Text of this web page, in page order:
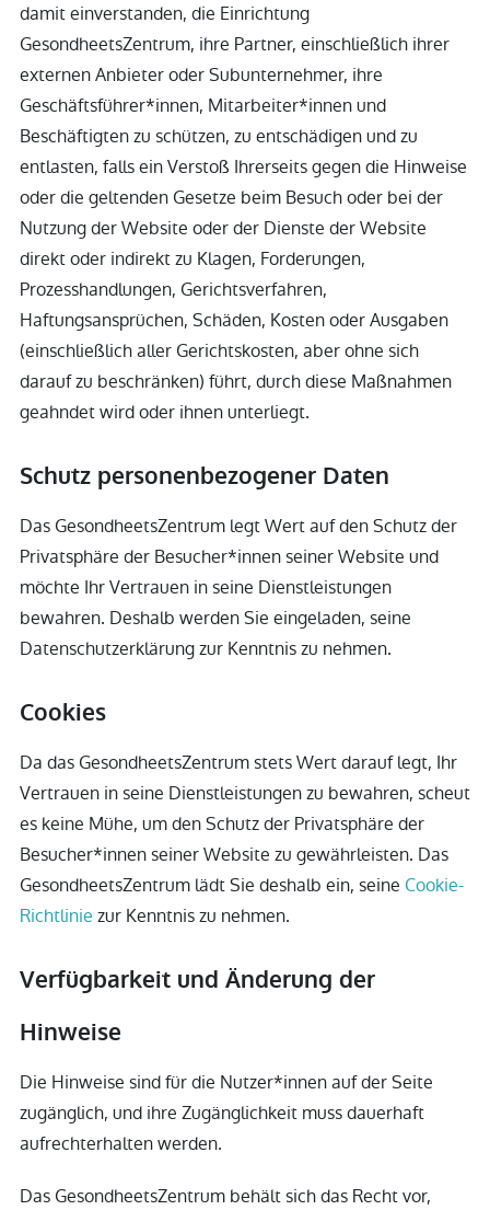
damit einverstanden, die Einrichtung
GesondheetsZentrum, ihre Partner, einschließlich ihrer
externen Anbieter oder Subunternehmer, ihre
Geschäftsführer*innen, Mitarbeiter*innen und
Beschäftigten zu schützen, zu entschädigen und zu
entlasten, falls ein Verstoß Ihrerseits gegen die Hinweise
oder die geltenden Gesetze beim Besuch oder bei der
Nutzung der Website oder der Dienste der Website
direkt oder indirekt zu Klagen, Forderungen,
Prozesshandlungen, Gerichtsverfahren,
Haftungsansprüchen, Schäden, Kosten oder Ausgaben
(einschließlich aller Gerichtskosten, aber ohne sich
darauf zu beschränken) führt, durch diese Maßnahmen
geahndet wird oder ihnen unterliegt.
Schutz personenbezogener Daten
Das GesondheetsZentrum legt Wert auf den Schutz der
Privatsphäre der Besucher*innen seiner Website und
möchte Ihr Vertrauen in seine Dienstleistungen
bewahren. Deshalb werden Sie eingeladen, seine
Datenschutzerklärung zur Kenntnis zu nehmen.
Cookies
Da das GesondheetsZentrum stets Wert darauf legt, Ihr
Vertrauen in seine Dienstleistungen zu bewahren, scheut
es keine Mühe, um den Schutz der Privatsphäre der
Besucher*innen seiner Website zu gewährleisten. Das
GesondheetsZentrum lädt Sie deshalb ein, seine Cookie-
Richtlinie zur Kenntnis zu nehmen.
Verfügbarkeit und Änderung der
Hinweise
Die Hinweise sind für die Nutzer*innen auf der Seite
zugänglich, und ihre Zugänglichkeit muss dauerhaft
aufrechterhalten werden.
Das GesondheetsZentrum behält sich das Recht vor,